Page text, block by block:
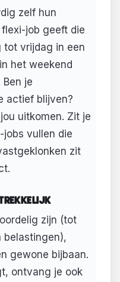
zelf hun
job geeft die
tot vrijdag in een
het weekend
je
actief blijven?
uitkomen. Zit je
jobs vullen die
zit
zijn (tot
belastingen),
gewone bijbaan.
ontvang je ook